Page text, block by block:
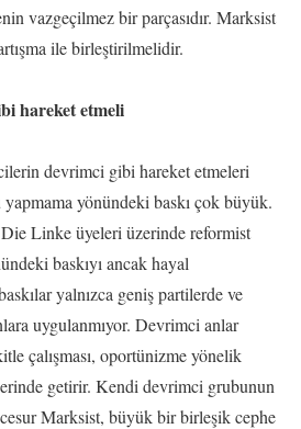
vazgeçilmez bir parçasıdır. Marksist
ile birleştirilmelidir.
hareket etmeli
devrimci gibi hareket etmeleri
yönündeki baskı çok büyük.
Linke üyeleri üzerinde reformist
baskıyı ancak hayal
yalnızca geniş partilerde ve
uygulanmıyor. Devrimci anlar
çalışması, oportünizme yönelik
getirir. Kendi devrimci grubunun
Marksist, büyük bir birleşik cephe